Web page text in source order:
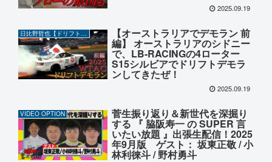
2025.09.19
【オーストラリアでデモラン 前
編】 オーストラリアのシドニー
で、LB-RACINGの4ローター
S15シルビアでドリフトデモラ
ンしてきたぜ！
2025.09.19
VIDEO OPTION 菅生振り返り＆新世代を深掘り
する 『 脇阪寿一 の SUPER 言
いたい放題 』出張生配信！2025
年9月版 ゲスト： 坂東正敬 / 小
林利徠斗 / 野村勇斗